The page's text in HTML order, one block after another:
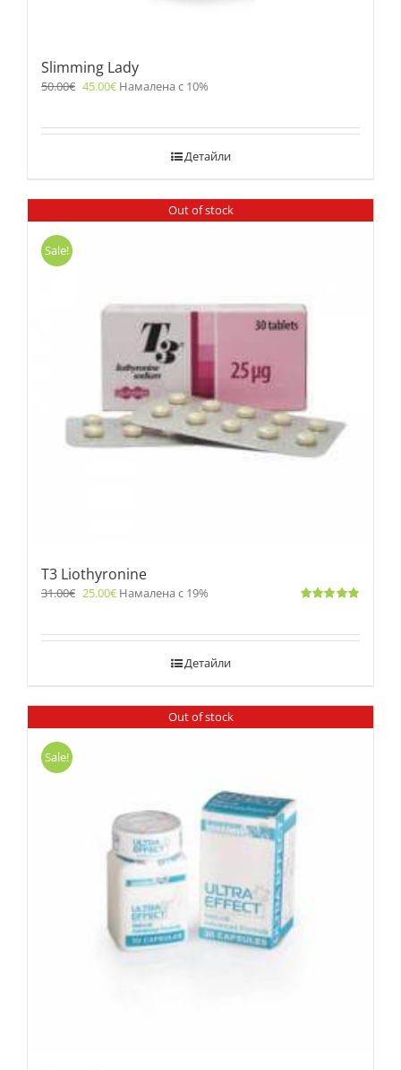
Slimming Lady
50.00€ 45.00€ Намалена с 10%
Детайли
Out of stock
Sale!
T3 Liothyronine
31.00€ 25.00€ Намалена с 19%
Детайли
Out of stock
Sale!